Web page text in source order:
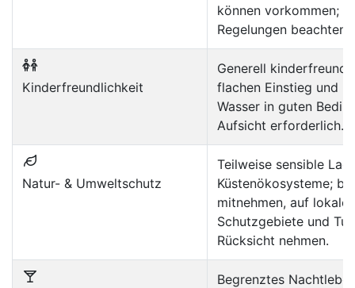
können vorkommen;
Regelungen beachten.
Kinderfreundlichkeit
Generell
flachen Einstieg und
Wasser in guten
Aufsicht erforderlich.
Natur- & Umweltschutz
Teilweise sensible
Küstenökosysteme;
mitnehmen, auf lokale
Schutzgebiete und
Rücksicht nehmen.
Begrenztes